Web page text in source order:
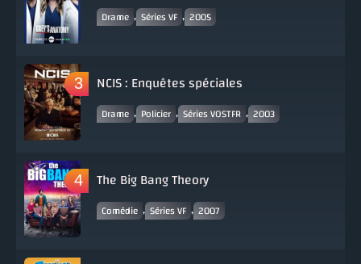
Drame , Séries VF , 2005
NCIS : Enquêtes spéciales
Drame , Policier , Séries VOSTFR , 2003
The Big Bang Theory
Comédie , Séries VF , 2007